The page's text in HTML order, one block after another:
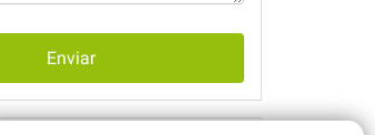
Enviar